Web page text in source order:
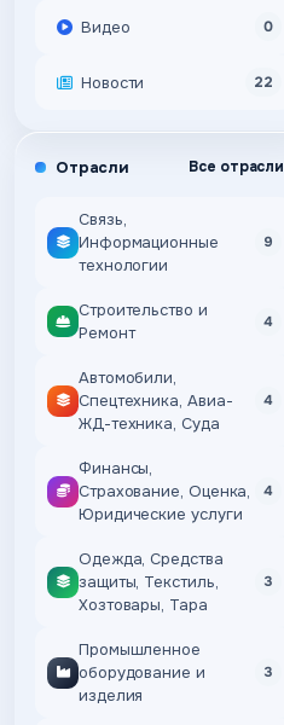
Видео 0
Новости 22
Отрасли Все отрасли
Связь,
Информационные
технологии
9
Строительство и
Ремонт
4
Автомобили,
Спецтехника, Авиа-
ЖД-техника, Суда
4
Финансы,
Страхование, Оценка,
Юридические услуги
4
Одежда, Средства
защиты, Текстиль,
Хозтовары, Тара
3
Промышленное
оборудование и
изделия
3